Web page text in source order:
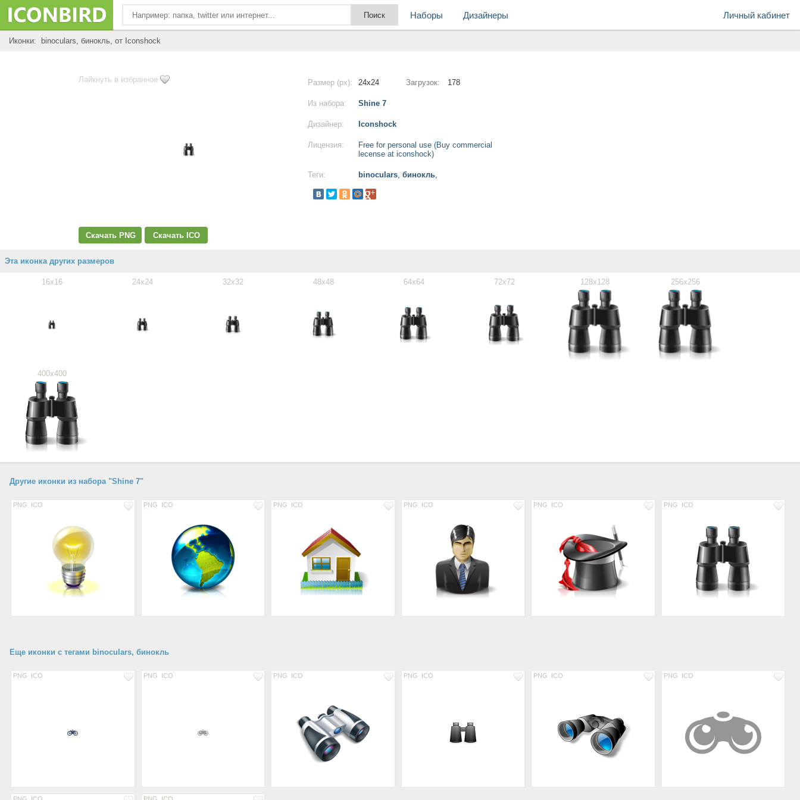
Личный кабинет
Наборы Дизайнеры
Иконки: binoculars, бинокль, от Iconshock
Лайкнуть в избранное
Скачать PNG Скачать ICO
Размер (px): 24x24 Загрузок: 178
Из набора: Shine 7
Дизайнер: Iconshock
Лицензия:
Free for personal use (Buy commercial
lecense at iconshock)
Теги: binoculars, бинокль,
Эта иконка других размеров
16x16 24x24 32x32 48x48 64x64 72x72 128x128 256x256
400x400
Другие иконки из набора "Shine 7"
PNG ICO PNG ICO PNG ICO PNG ICO PNG ICO PNG ICO
Еще иконки с тегами binoculars, бинокль
PNG ICO PNG ICO PNG ICO PNG ICO PNG ICO PNG ICO